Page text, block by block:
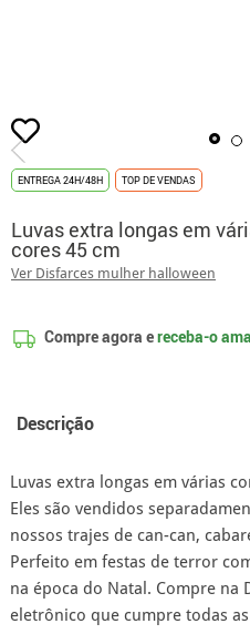
início
ENTREGA 24H/48H TOP DE VENDAS
Luvas extra longas em
cores 45 cm
Ver Disfarces mulher halloween
Compre agora ereceba-o
Descrição
Luvas extra longas em várias
Eles são vendidos
nossos trajes de can-can,
Perfeito em festas de terror
na época do Natal. Compre na
eletrônico que cumpre todas